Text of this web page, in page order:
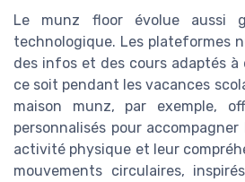
Le munz floor évolue aussi
technologique. Les plateformes
des infos et des cours adaptés
ce soit pendant les vacances
maison munz, par exemple,
personnalisés pour
activité physique et leur
mouvements circulaires,